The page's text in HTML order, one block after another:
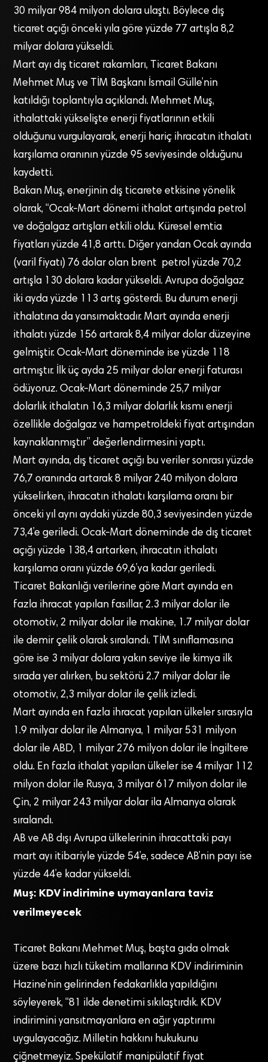
30 milyar 984 milyon dolara ulaştı. Böylece dış
ticaret açığı önceki yıla göre yüzde 77 artışla 8,2
milyar dolara yükseldi.
Mart ayı dış ticaret rakamları, Ticaret Bakanı
Mehmet Muş ve TİM Başkanı İsmail Gülle’nin
katıldığı toplantıyla açıklandı. Mehmet Muş,
ithalattaki yükselişte enerji fiyatlarının etkili
olduğunu vurgulayarak, enerji hariç ihracatın ithalatı
karşılama oranının yüzde 95 seviyesinde olduğunu
kaydetti.
Bakan Muş, enerjinin dış ticarete etkisine yönelik
olarak, “Ocak-Mart dönemi ithalat artışında petrol
ve doğalgaz artışları etkili oldu. Küresel emtia
fiyatları yüzde 41,8 arttı. Diğer yandan Ocak ayında
(varil fiyatı) 76 dolar olan brent petrol yüzde 70,2
artışla 130 dolara kadar yükseldi. Avrupa doğalgaz
iki ayda yüzde 113 artış gösterdi. Bu durum enerji
ithalatına da yansımaktadır. Mart ayında enerji
ithalatı yüzde 156 artarak 8,4 milyar dolar düzeyine
gelmiştir. Ocak-Mart döneminde ise yüzde 118
artmıştır. İlk üç ayda 25 milyar dolar enerji faturası
ödüyoruz. Ocak-Mart döneminde 25,7 milyar
dolarlık ithalatın 16,3 milyar dolarlık kısmı enerji
özellikle doğalgaz ve hampetroldeki fiyat artışından
kaynaklanmıştır” değerlendirmesini yaptı.
Mart ayında, dış ticaret açığı bu veriler sonrası yüzde
76,7 oranında artarak 8 milyar 240 milyon dolara
yükselirken, ihracatın ithalatı karşılama oranı bir
önceki yıl aynı aydaki yüzde 80,3 seviyesinden yüzde
73,4’e geriledi. Ocak-Mart döneminde de dış ticaret
açığı yüzde 138,4 artarken, ihracatın ithalatı
karşılama oranı yüzde 69,6’ya kadar geriledi.
Ticaret Bakanlığı verilerine göre Mart ayında en
fazla ihracat yapılan fasıllar, 2.3 milyar dolar ile
otomotiv, 2 milyar dolar ile makine, 1.7 milyar dolar
ile demir çelik olarak sıralandı. TİM sınıflamasına
göre ise 3 milyar dolara yakın seviye ile kimya ilk
sırada yer alırken, bu sektörü 2.7 milyar dolar ile
otomotiv, 2,3 milyar dolar ile çelik izledi.
Mart ayında en fazla ihracat yapılan ülkeler sırasıyla
1.9 milyar dolar ile Almanya, 1 milyar 531 milyon
dolar ile ABD, 1 milyar 276 milyon dolar ile İngiltere
oldu. En fazla ithalat yapılan ülkeler ise 4 milyar 112
milyon dolar ile Rusya, 3 milyar 617 milyon dolar ile
Çin, 2 milyar 243 milyar dolar ila Almanya olarak
sıralandı.
AB ve AB dışı Avrupa ülkelerinin ihracattaki payı
mart ayı itibariyle yüzde 54’e, sadece AB’nin payı ise
yüzde 44’e kadar yükseldi.
Muş: KDV indirimine uymayanlara taviz
verilmeyecek
Ticaret Bakanı Mehmet Muş, başta gıda olmak
üzere bazı hızlı tüketim mallarına KDV indiriminin
Hazine’nin gelirinden fedakarlıkla yapıldığını
söyleyerek, “81 ilde denetimi sıkılaştırdık. KDV
indirimini yansıtmayanlara en ağır yaptırımı
uygulayacağız. Milletin hakkını hukukunu
çiğnetmeyiz. Spekülatif manipülatif fiyat